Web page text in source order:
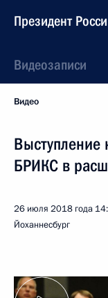
Президент
Видеозаписи
Видео
Выступление
БРИКС в
26 июля 2018 года
Йоханнесбург